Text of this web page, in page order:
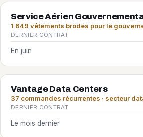
Service Aérien
1 649 vêtements brodés pour le
DERNIER CONTRAT
En juin
Vantage Data Centers
37 commandes récurrentes · secteur
DERNIER CONTRAT
Le mois dernier